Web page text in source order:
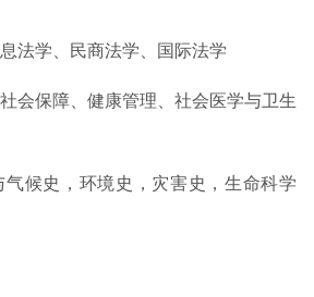
法学、民商法学、国际法学
会保障、健康管理、社会医学与卫生
候史，环境史，灾害史，生命科学